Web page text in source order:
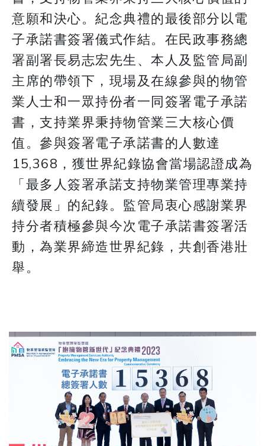
意願和決心。紀念典禮的最後部分以電
子承諾書簽署儀式作結。在民政事務總
署副署長易志宏先生、本人及監管局副
主席的帶領下，現場及在線參與的物管
業人士和一眾持份者一同簽署電子承諾
書，支持業界秉持物管業三大核心價
值。參與簽署電子承諾書的人數達
15,368，獲世界紀錄協會當場認證成為
「最多人簽署承諾支持物業管理專業持
續發展」的紀錄。監管局衷心感謝業界
持分者積極參與今次電子承諾書簽署活
動，為業界締造世界紀錄，共創香港壯
舉。